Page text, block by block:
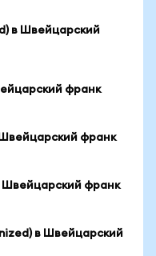
в Швейцарский
франк
франк
Швейцарский франк
в Швейцарский